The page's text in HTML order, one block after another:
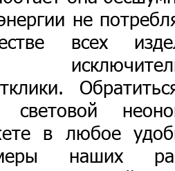
не
всех
в любое
наших